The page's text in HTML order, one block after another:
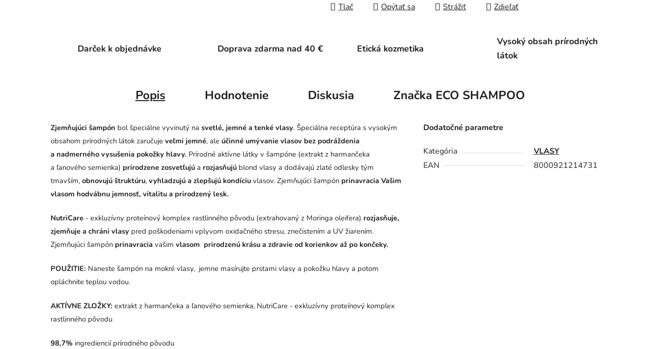
Tlač Opýtať sa Strážiť Zdieľať
Darček k objednávke Doprava zdarma nad 40 € Etická kozmetika
Vysoký obsah prírodných
látok
Popis Hodnotenie Diskusia Značka ECO SHAMPOO
Zjemňujúci šampón bol špeciálne vyvinutý na svetlé, jemné a tenké vlasy. Špeciálna receptúra s vysokým
obsahom prírodných látok zaručuje veľmi jemné, ale účinné umývanie vlasov bez podráždenia
a nadmerného vysušenia pokožky hlavy. Prírodné aktívne látky v šampóne (extrakt z harmančeka
a ľanového semienka) prirodzene zosvetľujú a rozjasňujú blond vlasy a dodávajú zlaté odlesky tým
tmavším, obnovujú štruktúru, vyhladzujú a zlepšujú kondíciu vlasov. Zjemňujúci šampón prinavracia Vašim
vlasom hodvábnu jemnosť, vitalitu a prirodzený lesk.
NutriCare - exkluzívny proteínový komplex rastlinného pôvodu (extrahovaný z Moringa oleifera) rozjasňuje,
zjemňuje a chráni vlasy pred poškodeniami vplyvom oxidačného stresu, znečistením a UV žiarením.
Zjemňujúci šampón prinavracia vašim vlasom prirodzenú krásu a zdravie od korienkov až po končeky.
POUŽITIE: Naneste šampón na mokré vlasy, jemne masírujte prstami vlasy a pokožku hlavy a potom
opláchnite teplou vodou.
AKTÍVNE ZLOŽKY: extrakt z harmančeka a ľanového semienka, NutriCare - exkluzívny proteínový komplex
rastlinného pôvodu
98,7% ingrediencií prírodného pôvodu
Dodatočné parametre
Kategória
VLASY
EAN
8000921214731